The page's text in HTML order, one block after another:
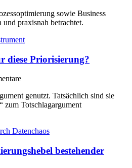
sowie Business
und praxisnah betrachtet.
diese Priorisierung?
genutzt. Tatsächlich sind sie
zum Totschlagargument
bestehender